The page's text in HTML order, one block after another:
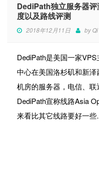
DediPath独立服务器
度以及路线评测
2018年12月11日 byQi
DediPath是美国一家
中心在美国洛杉矶和新
机房的服务器，电信、联
DediPath宣称线路Asia
来看比其它线路要好一